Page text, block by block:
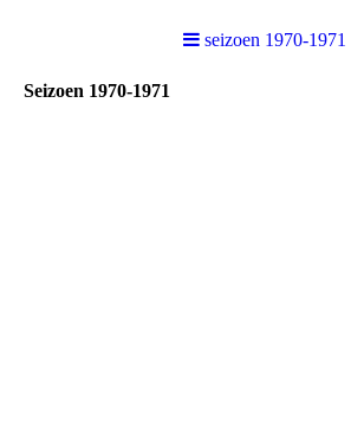
seizoen 1970-1971
Seizoen 1970-1971